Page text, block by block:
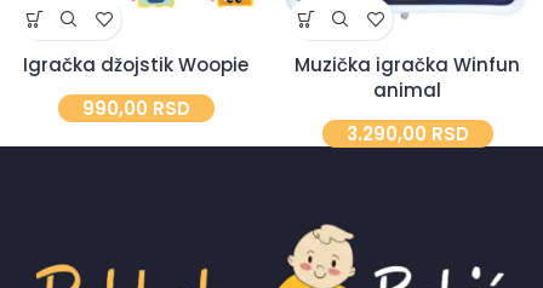
Igračka džojstik Woopie
990,00 RSD
Muzička igračka Winfun
animal
3.290,00 RSD